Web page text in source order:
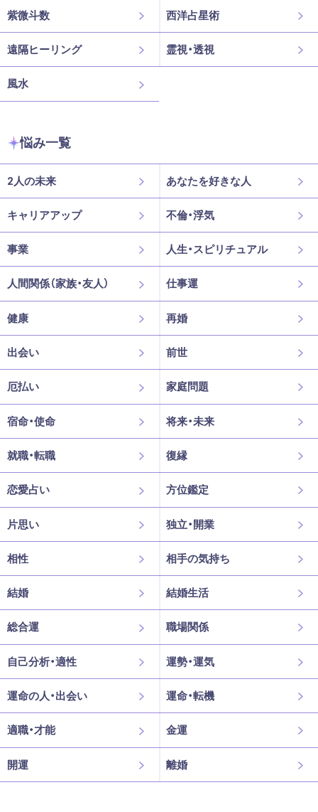
紫微斗数 西洋占星術
遠隔ヒーリング 霊視・透視
風水
悩み一覧
2人の未来 あなたを好きな人
キャリアアップ 不倫・浮気
事業 人生・スピリチュアル
人間関係（家族・友人） 仕事運
健康 再婚
出会い 前世
厄払い 家庭問題
宿命・使命 将来・未来
就職・転職 復縁
恋愛占い 方位鑑定
片思い 独立・開業
相性 相手の気持ち
結婚 結婚生活
総合運 職場関係
自己分析・適性 運勢・運気
運命の人・出会い 運命・転機
適職・才能 金運
開運 離婚